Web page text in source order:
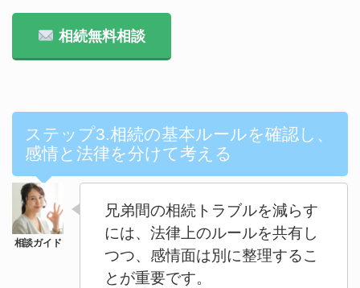
相続無料相談
ステップ3.相続の基本ルールを確認し、
感情と法律を分けて考える
兄弟間の相続トラブルを減らす
には、法律上のルールを共有し
つつ、感情面は別に整理するこ
とが重要です。